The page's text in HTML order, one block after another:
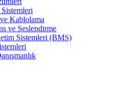
Kablolama
ve Seslendirme
Sistemleri (BMS)